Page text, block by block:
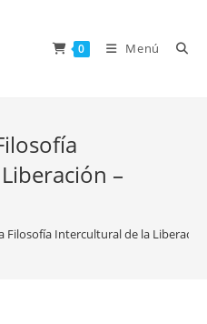
0 Menú
–
Filosofía Intercultural de la